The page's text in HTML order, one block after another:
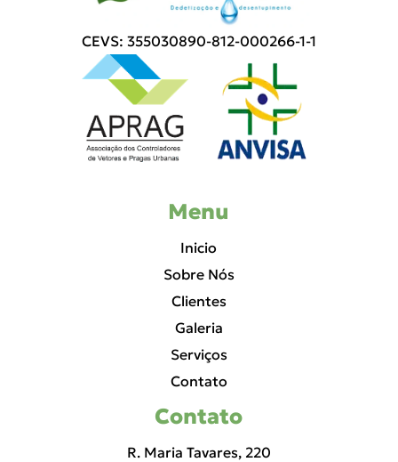
CEVS: 355030890-812-000266-1-1
Menu
Inicio
Sobre Nós
Clientes
Galeria
Serviços
Contato
Contato
R. Maria Tavares, 220